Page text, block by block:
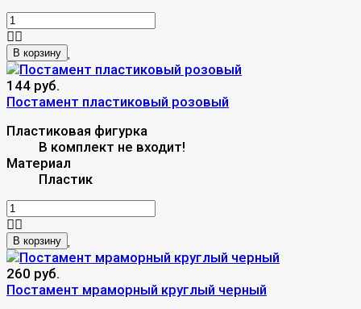
В корзину
144 руб.
Постамент пластиковый розовый
Пластиковая фигурка
В комплект не входит!
Материал
Пластик
В корзину
260 руб.
Постамент мраморный круглый черный